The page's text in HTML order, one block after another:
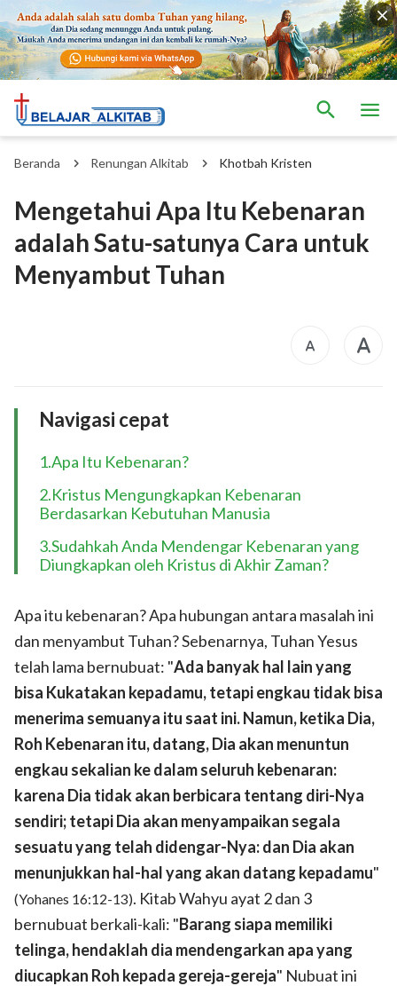
Beranda Renungan Alkitab Khotbah Kristen
Mengetahui Apa Itu Kebenaran
adalah Satu-satunya Cara untuk
Menyambut Tuhan
Navigasi cepat
1.Apa Itu Kebenaran?
2.Kristus Mengungkapkan Kebenaran
Berdasarkan Kebutuhan Manusia
3.Sudahkah Anda Mendengar Kebenaran yang
Diungkapkan oleh Kristus di Akhir Zaman?
Apa itu kebenaran? Apa hubungan antara masalah ini
dan menyambut Tuhan? Sebenarnya, Tuhan Yesus
telah lama bernubuat: "Ada banyak hal lain yang
bisa Kukatakan kepadamu, tetapi engkau tidak bisa
menerima semuanya itu saat ini. Namun, ketika Dia,
Roh Kebenaran itu, datang, Dia akan menuntun
engkau sekalian ke dalam seluruh kebenaran:
karena Dia tidak akan berbicara tentang diri-Nya
sendiri; tetapi Dia akan menyampaikan segala
sesuatu yang telah didengar-Nya: dan Dia akan
menunjukkan hal-hal yang akan datang kepadamu"
(Yohanes 16:12-13). Kitab Wahyu ayat 2 dan 3
bernubuat berkali-kali: "Barang siapa memiliki
telinga, hendaklah dia mendengarkan apa yang
diucapkan Roh kepada gereja-gereja" Nubuat ini